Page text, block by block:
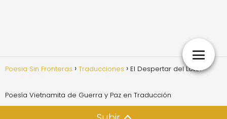
Poesia Sin Fronteras Traducciones El Despertar del Loto:
Poesía Vietnamita de Guerra y Paz en Traducción